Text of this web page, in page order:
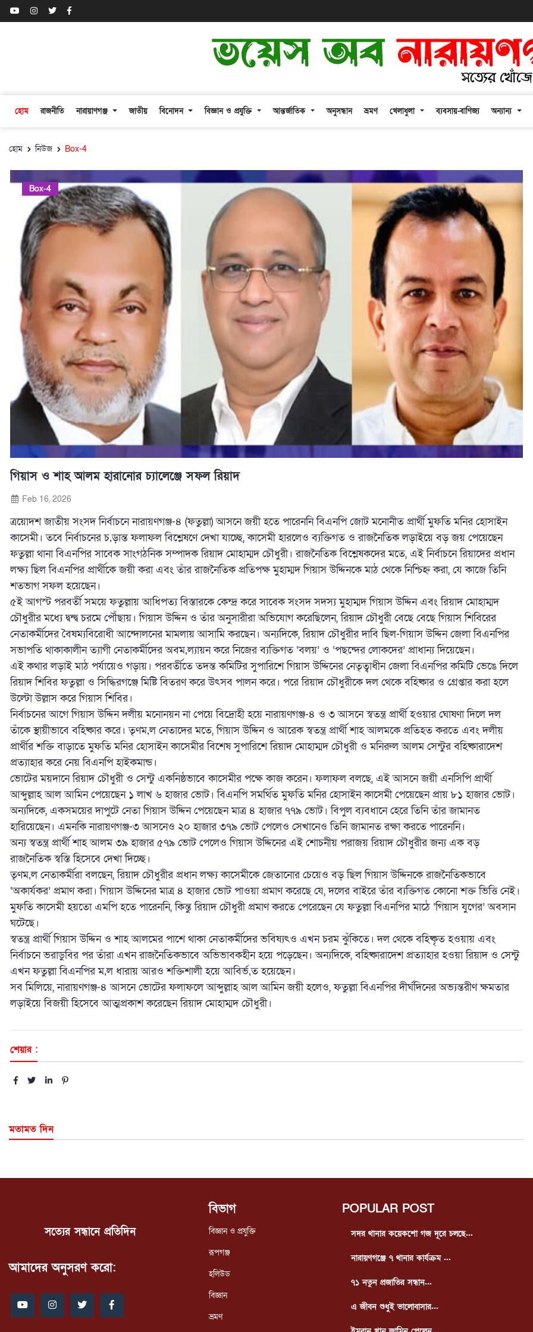
হোম রাজনীতি নারায়াণগঞ্জ জাতীয় বিনোদন বিজ্ঞান ও প্রযুক্তি আন্তর্জাতিক অনুসন্ধান ভ্রমণ খেলাধুলা ব্যবসায়-বাণিজ্য অন্যান্য
হোম নিউজ Box-4
Box-4
গিয়াস ও শাহ আলম হারানোর চ্যালেঞ্জে সফল রিয়াদ
Feb 16, 2026
ত্রয়োদশ জাতীয় সংসদ নির্বাচনে নারায়ণগঞ্জ-৪ (ফতুল্লা) আসনে জয়ী হতে পারেননি বিএনপি জোট মনোনীত প্রার্থী মুফতি মনির হোসাইন
কাসেমী। তবে নির্বাচনের চ‚ড়ান্ত ফলাফল বিশ্লেষণে দেখা যাচ্ছে, কাসেমী হারলেও ব্যক্তিগত ও রাজনৈতিক লড়াইয়ে বড় জয় পেয়েছেন
ফতুল্লা থানা বিএনপির সাবেক সাংগঠনিক সম্পাদক রিয়াদ মোহাম্মদ চৌধুরী। রাজনৈতিক বিশ্লেষকদের মতে, এই নির্বাচনে রিয়াদের প্রধান
লক্ষ্য ছিল বিএনপির প্রার্থীকে জয়ী করা এবং তাঁর রাজনৈতিক প্রতিপক্ষ মুহাম্মদ গিয়াস উদ্দিনকে মাঠ থেকে নিশ্চিহ্ন করা, যে কাজে তিনি
শতভাগ সফল হয়েছেন।
৫ই আগস্ট পরবর্তী সময়ে ফতুল্লায় আধিপত্য বিস্তারকে কেন্দ্র করে সাবেক সংসদ সদস্য মুহাম্মদ গিয়াস উদ্দিন এবং রিয়াদ মোহাম্মদ
চৌধুরীর মধ্যে দ্বন্দ্ব চরমে পৌঁছায়। গিয়াস উদ্দিন ও তাঁর অনুসারীরা অভিযোগ করেছিলেন, রিয়াদ চৌধুরী বেছে বেছে গিয়াস শিবিরের
নেতাকর্মীদের বৈষম্যবিরোধী আন্দোলনের মামলায় আসামি করছেন। অন্যদিকে, রিয়াদ চৌধুরীর দাবি ছিল-গিয়াস উদ্দিন জেলা বিএনপির
সভাপতি থাকাকালীন ত্যাগী নেতাকর্মীদের অবম‚ল্যায়ন করে নিজের ব্যক্তিগত ‘বলয়’ ও ‘পছন্দের লোকদের’ প্রাধান্য দিয়েছেন।
এই কথার লড়াই মাঠ পর্যায়েও গড়ায়। পরবর্তীতে তদন্ত কমিটির সুপারিশে গিয়াস উদ্দিনের নেতৃত্বাধীন জেলা বিএনপির কমিটি ভেঙে দিলে
রিয়াদ শিবির ফতুল্লা ও সিদ্ধিরগঞ্জে মিষ্টি বিতরণ করে উৎসব পালন করে। পরে রিয়াদ চৌধুরীকে দল থেকে বহিষ্কার ও গ্রেপ্তার করা হলে
উল্টো উল্লাস করে গিয়াস শিবির।
নির্বাচনের আগে গিয়াস উদ্দিন দলীয় মনোনয়ন না পেয়ে বিদ্রোহী হয়ে নারায়ণগঞ্জ-৪ ও ৩ আসনে স্বতন্ত্র প্রার্থী হওয়ার ঘোষণা দিলে দল
তাঁকে স্থায়ীভাবে বহিষ্কার করে। তৃণম‚ল নেতাদের মতে, গিয়াস উদ্দিন ও আরেক স্বতন্ত্র প্রার্থী শাহ আলমকে প্রতিহত করতে এবং দলীয়
প্রার্থীর শক্তি বাড়াতে মুফতি মনির হোসাইন কাসেমীর বিশেষ সুপারিশে রিয়াদ মোহাম্মদ চৌধুরী ও মনিরুল আলম সেন্টুর বহিষ্কারাদেশ
প্রত্যাহার করে নেয় বিএনপি হাইকমান্ড।
ভোটের ময়দানে রিয়াদ চৌধুরী ও সেন্টু একনিষ্ঠভাবে কাসেমীর পক্ষে কাজ করেন। ফলাফল বলছে, এই আসনে জয়ী এনসিপি প্রার্থী
আব্দুল্লাহ আল আমিন পেয়েছেন ১ লাখ ৬ হাজার ভোট। বিএনপি সমর্থিত মুফতি মনির হোসাইন কাসেমী পেয়েছেন প্রায় ৮১ হাজার ভোট।
অন্যদিকে, একসময়ের দাপুটে নেতা গিয়াস উদ্দিন পেয়েছেন মাত্র ৪ হাজার ৭৭৯ ভোট। বিপুল ব্যবধানে হেরে তিনি তাঁর জামানত
হারিয়েছেন। এমনকি নারায়ণগঞ্জ-৩ আসনেও ২০ হাজার ৩৭৯ ভোট পেলেও সেখানেও তিনি জামানত রক্ষা করতে পারেননি।
অন্য স্বতন্ত্র প্রার্থী শাহ আলম ৩৯ হাজার ৫৭৯ ভোট পেলেও গিয়াস উদ্দিনের এই শোচনীয় পরাজয় রিয়াদ চৌধুরীর জন্য এক বড়
রাজনৈতিক স্বস্তি হিসেবে দেখা দিচ্ছে।
তৃণম‚ল নেতাকর্মীরা বলছেন, রিয়াদ চৌধুরীর প্রধান লক্ষ্য কাসেমীকে জেতানোর চেয়েও বড় ছিল গিয়াস উদ্দিনকে রাজনৈতিকভাবে
‘অকার্যকর’ প্রমাণ করা। গিয়াস উদ্দিনের মাত্র ৪ হাজার ভোট পাওয়া প্রমাণ করেছে যে, দলের বাইরে তাঁর ব্যক্তিগত কোনো শক্ত ভিত্তি নেই।
মুফতি কাসেমী হয়তো এমপি হতে পারেননি, কিন্তু রিয়াদ চৌধুরী প্রমাণ করতে পেরেছেন যে ফতুল্লা বিএনপির মাঠে ‘গিয়াস যুগের’ অবসান
ঘটেছে।
স্বতন্ত্র প্রার্থী গিয়াস উদ্দিন ও শাহ আলমের পাশে থাকা নেতাকর্মীদের ভবিষ্যৎও এখন চরম ঝুঁকিতে। দল থেকে বহিষ্কৃত হওয়ায় এবং
নির্বাচনে ভরাডুবির পর তাঁরা এখন রাজনৈতিকভাবে অভিভাবকহীন হয়ে পড়েছেন। অন্যদিকে, বহিষ্কারাদেশ প্রত্যাহার হওয়া রিয়াদ ও সেন্টু
এখন ফতুল্লা বিএনপির ম‚ল ধারায় আরও শক্তিশালী হয়ে আবির্ভ‚ত হয়েছেন।
সব মিলিয়ে, নারায়ণগঞ্জ-৪ আসনে ভোটের ফলাফলে আব্দুল্লাহ আল আমিন জয়ী হলেও, ফতুল্লা বিএনপির দীর্ঘদিনের অভ্যন্তরীণ ক্ষমতার
লড়াইয়ে বিজয়ী হিসেবে আত্মপ্রকাশ করেছেন রিয়াদ মোহাম্মদ চৌধুরী।
শেয়ার :
মতামত দিন
সত্যের সন্ধানে প্রতিদিন
আমাদের অনুসরণ করো:
বিভাগ
বিজ্ঞান ও প্রযুক্তি
রূপগঞ্জ
হলিউড
বিজ্ঞান
ভ্রমণ
POPULAR POST
সদর থানার কয়েকশো গজ দূরে চলছে...
নারায়ণগঞ্জে ৭ থানার কার্যক্রম ...
৭১ নতুন প্রজাতির সন্ধান...
এ জীবন শুধুই ভালোবাসার...